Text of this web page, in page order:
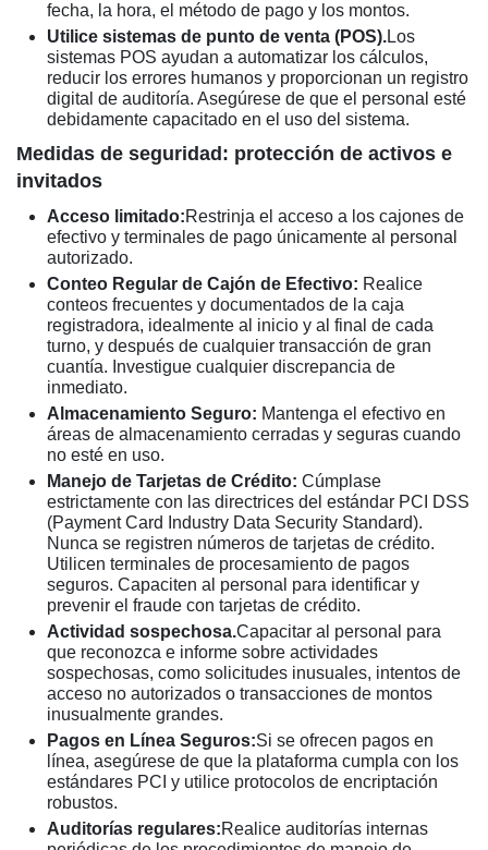
fecha, la hora, el método de pago y los montos.
Utilice sistemas de punto de venta (POS).Los
sistemas POS ayudan a automatizar los cálculos,
reducir los errores humanos y proporcionan un registro
digital de auditoría. Asegúrese de que el personal esté
debidamente capacitado en el uso del sistema.
Medidas de seguridad: protección de activos e
invitados
Acceso limitado:Restrinja el acceso a los cajones de
efectivo y terminales de pago únicamente al personal
autorizado.
Conteo Regular de Cajón de Efectivo: Realice
conteos frecuentes y documentados de la caja
registradora, idealmente al inicio y al final de cada
turno, y después de cualquier transacción de gran
cuantía. Investigue cualquier discrepancia de
inmediato.
Almacenamiento Seguro: Mantenga el efectivo en
áreas de almacenamiento cerradas y seguras cuando
no esté en uso.
Manejo de Tarjetas de Crédito: Cúmplase
estrictamente con las directrices del estándar PCI DSS
(Payment Card Industry Data Security Standard).
Nunca se registren números de tarjetas de crédito.
Utilicen terminales de procesamiento de pagos
seguros. Capaciten al personal para identificar y
prevenir el fraude con tarjetas de crédito.
Actividad sospechosa.Capacitar al personal para
que reconozca e informe sobre actividades
sospechosas, como solicitudes inusuales, intentos de
acceso no autorizados o transacciones de montos
inusualmente grandes.
Pagos en Línea Seguros:Si se ofrecen pagos en
línea, asegúrese de que la plataforma cumpla con los
estándares PCI y utilice protocolos de encriptación
robustos.
Auditorías regulares:Realice auditorías internas